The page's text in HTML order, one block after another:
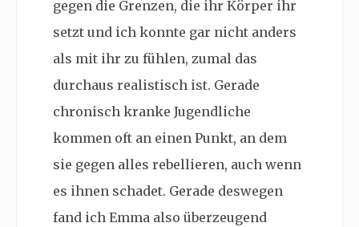
gegen die Grenzen, die ihr Körper ihr
setzt und ich konnte gar nicht anders
als mit ihr zu fühlen, zumal das
durchaus realistisch ist. Gerade
chronisch kranke Jugendliche
kommen oft an einen Punkt, an dem
sie gegen alles rebellieren, auch wenn
es ihnen schadet. Gerade deswegen
fand ich Emma also überzeugend